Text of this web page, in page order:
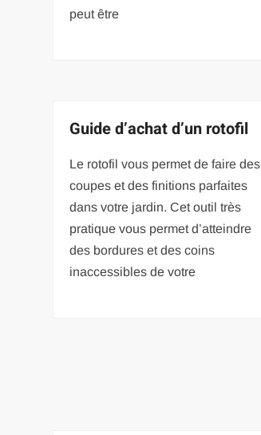
peut être
Guide d’achat d’un rotofil
Le rotofil vous permet de faire des
coupes et des finitions parfaites
dans votre jardin. Cet outil très
pratique vous permet d’atteindre
des bordures et des coins
inaccessibles de votre